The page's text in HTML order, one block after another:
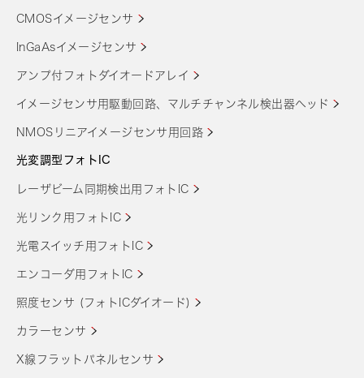
CMOSイメージセンサ
InGaAsイメージセンサ
アンプ付フォトダイオードアレイ
イメージセンサ用駆動回路、マルチチャンネル検出器ヘッド
NMOSリニアイメージセンサ用回路
光変調型フォトIC
レーザビーム同期検出用フォトIC
光リンク用フォトIC
光電スイッチ用フォトIC
エンコーダ用フォトIC
照度センサ (フォトICダイオード)
カラーセンサ
X線フラットパネルセンサ